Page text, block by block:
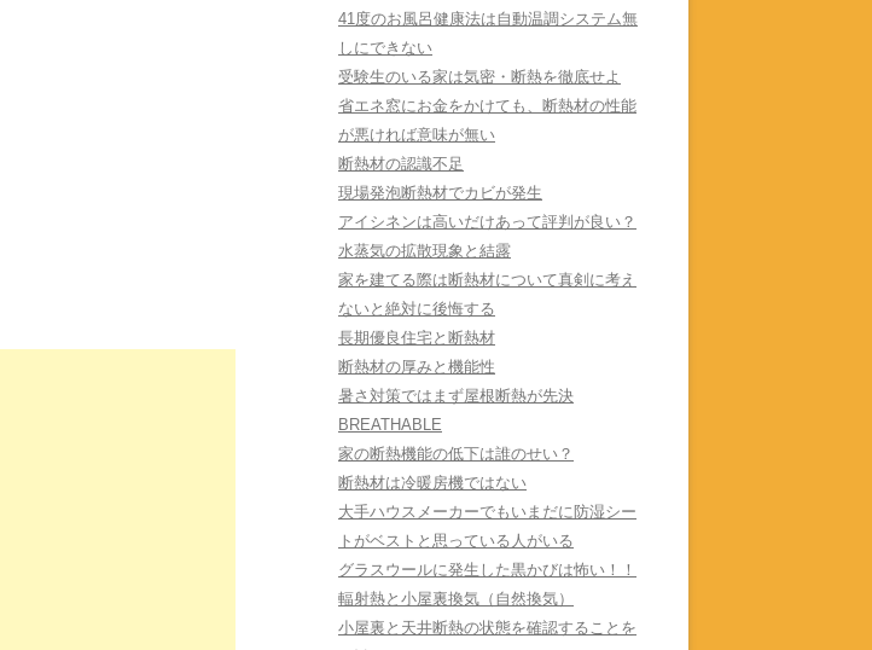
41度のお風呂健康法は自動温調システム無
しにできない
受験生のいる家は気密・断熱を徹底せよ
省エネ窓にお金をかけても、断熱材の性能
が悪ければ意味が無い
断熱材の認識不足
現場発泡断熱材でカビが発生
アイシネンは高いだけあって評判が良い？
水蒸気の拡散現象と結露
家を建てる際は断熱材について真剣に考え
ないと絶対に後悔する
長期優良住宅と断熱材
断熱材の厚みと機能性
暑さ対策ではまず屋根断熱が先決
BREATHABLE
家の断熱機能の低下は誰のせい？
断熱材は冷暖房機ではない
大手ハウスメーカーでもいまだに防湿シー
トがベストと思っている人がいる
グラスウールに発生した黒かびは怖い！！
輻射熱と小屋裏換気（自然換気）
小屋裏と天井断熱の状態を確認することを